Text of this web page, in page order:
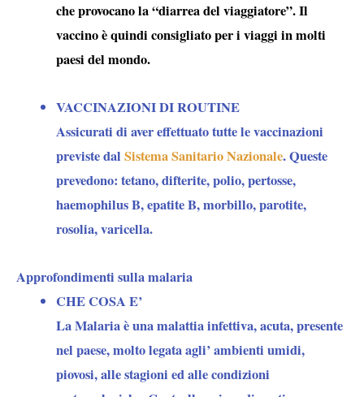
che provocano la “diarrea del viaggiatore”. Il
vaccino è quindi consigliato per i viaggi in molti
paesi del mondo.
VACCINAZIONI DI ROUTINE
Assicurati di aver effettuato tutte le vaccinazioni
previste dalSistema Sanitario Nazionale. Queste
prevedono: tetano, difterite, polio, pertosse,
haemophilus B, epatite B, morbillo, parotite,
rosolia, varicella.
Approfondimenti sulla malaria
CHE COSA E’
La Malaria è una malattia infettiva, acuta, presente
nel paese, molto legata agli’ ambienti umidi,
piovosi, alle stagioni ed alle condizioni